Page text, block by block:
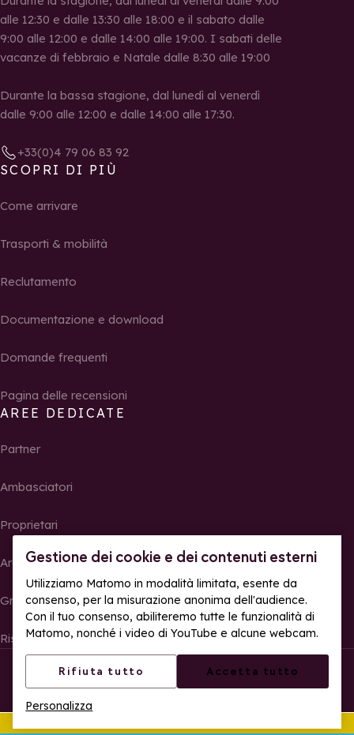
Gestione dei cookie e dei contenuti esterni
Utilizziamo Matomo in modalità limitata, esente da
consenso, per la misurazione anonima dell'audience.
Con il tuo consenso, abiliteremo tutte le funzionalità di
Matomo, nonché i video di YouTube e alcune webcam.
Rifiuta tutto Accetta tutto
Personalizza
alle 12:30 e dalle 13:30 alle 18:00 e il sabato dalle
9:00 alle 12:00 e dalle 14:00 alle 19:00. I sabati delle
vacanze di febbraio e Natale dalle 8:30 alle 19:00
Durante la bassa stagione, dal lunedì al venerdì
dalle 9:00 alle 12:00 e dalle 14:00 alle 17:30.
+33(0)4 79 06 83 92
SCOPRI DI PIÙ
Come arrivare
Trasporti & mobilità
Reclutamento
Documentazione e download
Domande frequenti
Pagina delle recensioni
AREE DEDICATE
Partner
Ambasciatori
Proprietari
Area Stampa
Gruppi, seminari e tour operator
Risultati e foto delle gare
© La Rosière – Tutti i diritti riservati
Accessibilità web: parzialmente conforme